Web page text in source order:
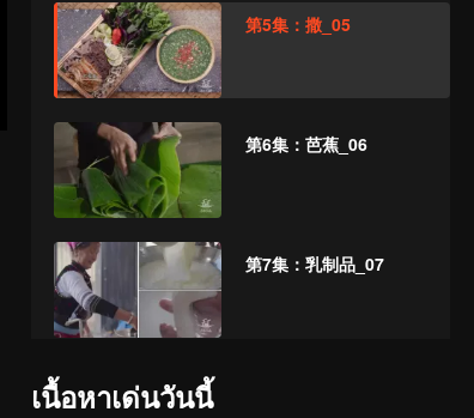
第5集：撒_05
第6集：芭蕉_06
第7集：乳制品_07
เนื้อหาเด่นวันนี้